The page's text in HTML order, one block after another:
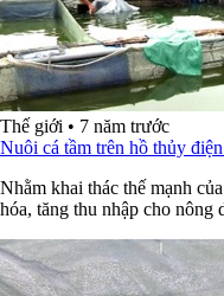
Thế giới • 7 năm trước
Nuôi cá tầm trên hồ thủy
Nhằm khai thác thế mạnh
hóa, tăng thu nhập cho nông